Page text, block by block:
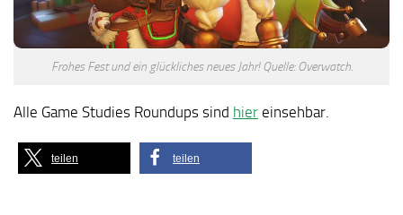
Frohes Fest und ein glückliches neues Jahr! Quelle: Overwatch.
Alle Game Studies Roundups sind hier einsehbar.
teilen teilen